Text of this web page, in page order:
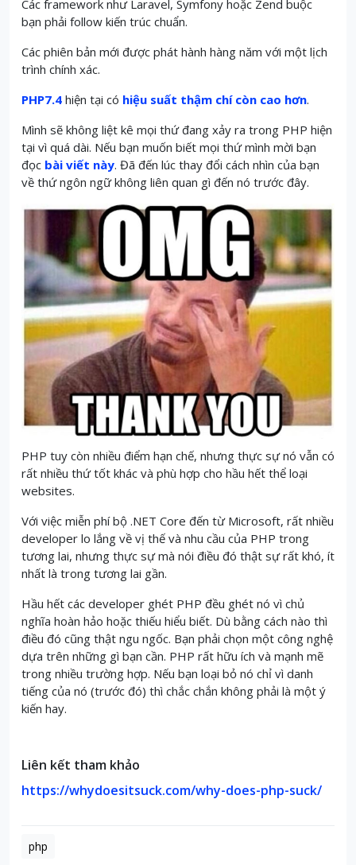
Các framework như Laravel, Symfony hoặc Zend buộc
bạn phải follow kiến trúc chuẩn.
Các phiên bản mới được phát hành hàng năm với một lịch
trình chính xác.
PHP7.4 hiện tại có hiệu suất thậm chí còn cao hơn.
Mình sẽ không liệt kê mọi thứ đang xảy ra trong PHP hiện
tại vì quá dài. Nếu bạn muốn biết mọi thứ mình mời bạn
đọc bài viết này. Đã đến lúc thay đổi cách nhìn của bạn
về thứ ngôn ngữ không liên quan gì đến nó trước đây.
PHP tuy còn nhiều điểm hạn chế, nhưng thực sự nó vẫn có
rất nhiều thứ tốt khác và phù hợp cho hầu hết thể loại
websites.
Với việc miễn phí bộ .NET Core đến từ Microsoft, rất nhiều
developer lo lắng về vị thế và nhu cầu của PHP trong
tương lai, nhưng thực sự mà nói điều đó thật sự rất khó, ít
nhất là trong tương lai gần.
Hầu hết các developer ghét PHP đều ghét nó vì chủ
nghĩa hoàn hảo hoặc thiếu hiểu biết. Dù bằng cách nào thì
điều đó cũng thật ngu ngốc. Bạn phải chọn một công nghệ
dựa trên những gì bạn cần. PHP rất hữu ích và mạnh mẽ
trong nhiều trường hợp. Nếu bạn loại bỏ nó chỉ vì danh
tiếng của nó (trước đó) thì chắc chắn không phải là một ý
kiến hay.
Liên kết tham khảo
https://whydoesitsuck.com/why-does-php-suck/
php